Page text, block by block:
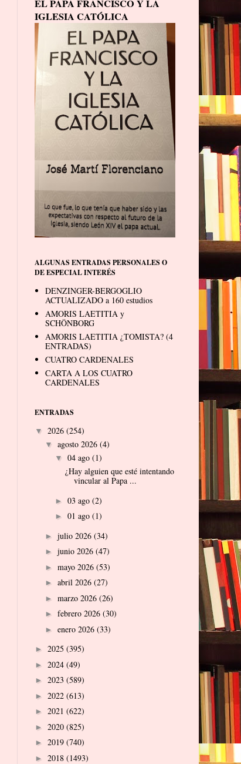
EL PAPA FRANCISCO Y LA
IGLESIA CATÓLICA
ALGUNAS ENTRADAS PERSONALES O
DE ESPECIAL INTERÉS
DENZINGER-BERGOGLIO
ACTUALIZADO a 160 estudios
AMORIS LAETITIA y
SCHÖNBORG
AMORIS LAETITIA ¿TOMISTA? (4
ENTRADAS)
CUATRO CARDENALES
CARTA A LOS CUATRO
CARDENALES
ENTRADAS
▼ 2026 (254)
▼ agosto 2026 (4)
▼ 04 ago (1)
¿Hay alguien que esté intentando
vincular al Papa ...
► 03 ago (2)
► 01 ago (1)
► julio 2026 (34)
► junio 2026 (47)
► mayo 2026 (53)
► abril 2026 (27)
► marzo 2026 (26)
► febrero 2026 (30)
► enero 2026 (33)
► 2025 (395)
► 2024 (49)
► 2023 (589)
► 2022 (613)
► 2021 (622)
► 2020 (825)
► 2019 (740)
► 2018 (1493)